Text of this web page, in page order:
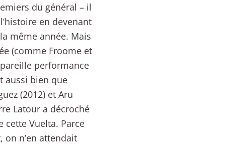
du général – il
en devenant
même année. Mais
(comme Froome et
performance
aussi bien que
(2012) et Aru
Latour a décroché
Vuelta. Parce
n’en attendait